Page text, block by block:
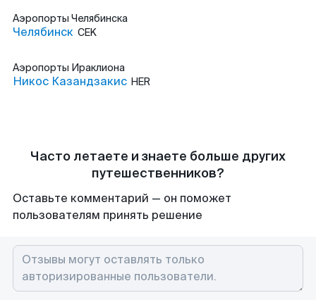
Аэропорты Челябинска
Челябинск CEK
Аэропорты Ираклиона
Никос Казандзакис HER
Часто летаете и знаете больше других
путешественников?
Оставьте комментарий — он поможет
пользователям принять решение